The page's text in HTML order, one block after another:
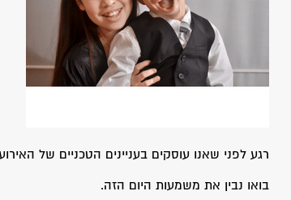
רגע לפני שאנו עוסקים בעניינים הטכניים של
בואו נבין את משמעות היום הזה.